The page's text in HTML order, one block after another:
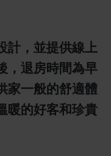
計，並提供線上
，退房時間為早
家一般的舒適體
暖的好客和珍貴